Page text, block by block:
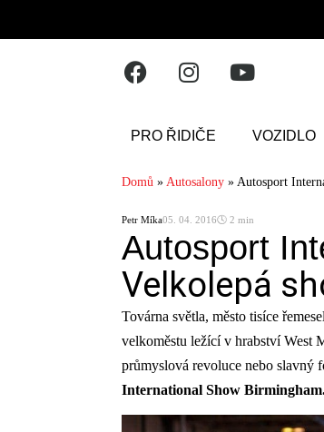
PRO ŘIDIČE VOZIDLO
Domů » Autosalony » Autosport
Petr Míka05. 04. 2016🕓 2 min
Autosport
Velkolepá
Továrna světla, město tisíce
velkoměstu ležící v hrabství West
průmyslová revoluce nebo slavný
International Show